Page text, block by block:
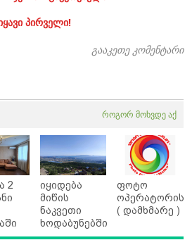
პირველი!
გააკეთე კომენტარი
როგორ მოხვდე აქ
2
იყიდება
მიწის
ნაკვეთი
ხოდაბუნებში
ფოტო
ოპერატორის
( დამხმარე )